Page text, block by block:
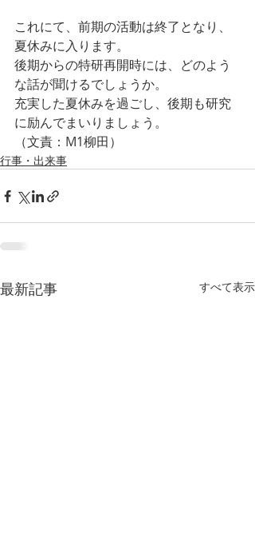
これにて、前期の活動は終了となり、
夏休みに入ります。
後期からの特研再開時には、どのよう
な話が聞けるでしょうか。
充実した夏休みを過ごし、後期も研究
に励んでまいりましょう。
（文責：M1柳田）
行事・出来事
最新記事 すべて表示